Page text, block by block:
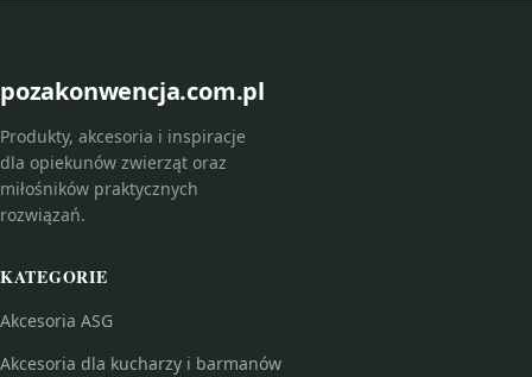
pozakonwencja.com.pl
Produkty, akcesoria i inspiracje
dla opiekunów zwierząt oraz
miłośników praktycznych
rozwiązań.
KATEGORIE
Akcesoria ASG
Akcesoria dla kucharzy i barmanów